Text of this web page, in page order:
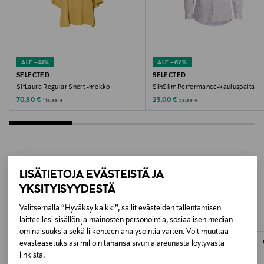
LISÄTIETOJA EVÄSTEISTÄ JA
YKSITYISYYDESTÄ
Valitsemalla “Hyväksy kaikki”, sallit evästeiden tallentamisen
laitteellesi sisällön ja mainosten personointia, sosiaalisen median
ominaisuuksia sekä liikenteen analysointia varten. Voit muuttaa
evästeasetuksiasi milloin tahansa sivun alareunasta löytyvästä
linkistä.
Valmistusmaa
Valmistajan tuotenumero
5715832179132
Valmistaja
Valmistajan osoite
Lars Sonckin Kaari 6, 02600 Espoo, Finland
Digitaalinen osoite
contact@bestseller.com
ALE –41%
SELECTED
SlfLaura Regular Short -mekko
Discounted Price
70,80 € Original Price
119,99 €
ALE –62%
SELECTED
SlhSlimPerformance-kauluspaita
Discounted Price
23,00 € Original Price
59,99 €
LISÄÄ KIINNOSTAVIA
TUOTTEITA